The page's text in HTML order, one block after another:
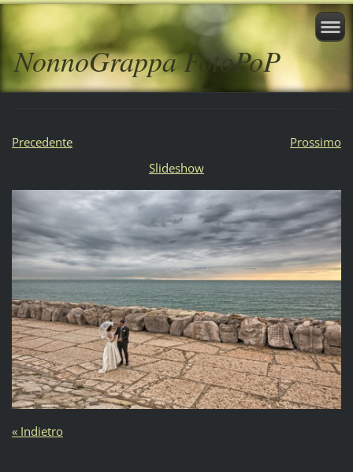
NonnoGrappa FotoPoP
Precedente
Prossimo
Slideshow
« Indietro